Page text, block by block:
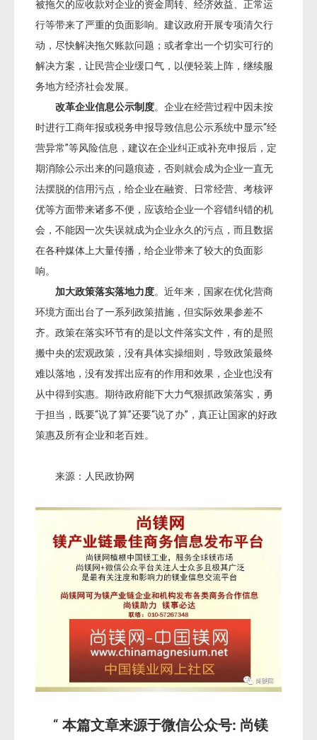
被拖欠的应收款对企业的资金周转、经济效益、正常运
行等带来了严重的负面影响。建议政府开展专项清欠行
动，尽快解决拖欠账款问题；或者拿出一个切实可行的
解决方案，让民营企业缓口气，以便轻装上阵，继续服
务地方经济社会发展。
改革企业信息公示制度。企业在经营过程中因未按
时进行工商年报或税务申报导致信息公示系统中显示“经
营异常”等风险信息，建议在企业纠正或补充申报后，定
期消除公示出来的问题痕迹，否则就会成为企业一直无
法摆脱的信用污点，给企业在融资、日常经营、考核评
优等方面带来诸多不便，应该给企业一个容错纠错的机
会，不能因一次失误就成为企业永久的污点，而且数据
在各种媒体上大量传播，给企业带来了较大的负面影
响。
加大政策落实落地力度。近年来，国家在优化营商
环境方面出台了一系列政策措施，但实际效果参差不
齐。政策在落实环节有的是以文件落实文件，有的是照
搬中央的宏观政策，没有具体实操细则，导致政策最终
难以落地，没有发挥出应有的作用和效果，企业也没有
从中得到实惠。期待政府能下大力气狠抓政策落实，勇
于担当，既要“说了算”还要“说了办”，真正让国家的好政
策惠及所有企业和老百姓。
来源：人民政协网
本篇文章来源于微信公众号: 尚镁